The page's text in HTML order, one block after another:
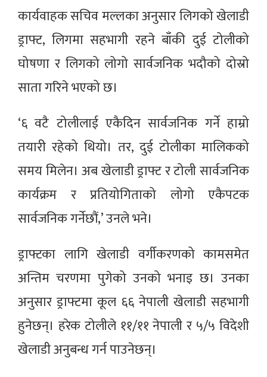
कार्यवाहक सचिव मल्लका अनुसार लिगको खेलाडी
ड्राफ्ट, लिगमा सहभागी रहने बाँकी दुई टोलीको
घोषणा र लिगको लोगो सार्वजनिक भदौको दोस्रो
साता गरिने भएको छ।
‘६ वटै टोलीलाई एकैदिन सार्वजनिक गर्ने हाम्रो
तयारी रहेको थियो। तर, दुई टोलीका मालिकको
समय मिलेन। अब खेलाडी ड्राफ्ट र टोली सार्वजनिक
कार्यक्रम र प्रतियोगिताको लोगो एकैपटक
सार्वजनिक गर्नेछौं,’ उनले भने।
ड्राफ्टका लागि खेलाडी वर्गीकरणको कामसमेत
अन्तिम चरणमा पुगेको उनको भनाइ छ। उनका
अनुसार ड्राफ्टमा कूल ६६ नेपाली खेलाडी सहभागी
हुनेछन्। हरेक टोलीले ११/११ नेपाली र ५/५ विदेशी
खेलाडी अनुबन्ध गर्न पाउनेछन्।